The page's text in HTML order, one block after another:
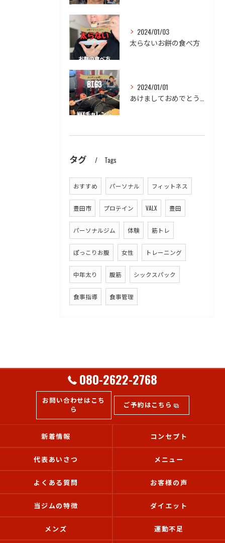
2024/01/03
太らないお餅の食べ方
2024/01/01
あけましておめでとうございます！！
タグ Tags
おすすめ パーソナル フィットネス
豊田市 プロテイン VALX 豊田
パーソナルジム 体験 筋トレ
ぽっこりお腹 女性 トレーニング
中年太り 腹筋 シックスパック
食事指導 食事管理
080-2622-2768
お問い合わせはこち
ら
ご予約はこちら
新着情報 コンセプト
代表あいさつ メニュー
よくある質問 お客様の声
当ジムの特徴 ダイエット
メンズ 運動不足